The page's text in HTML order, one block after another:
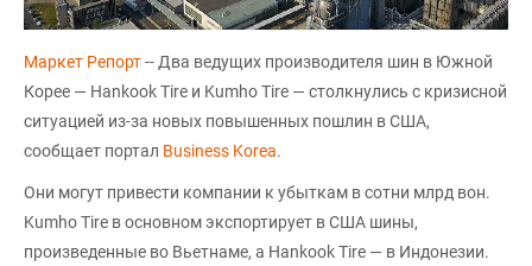
Маркет Репорт-- Два ведущих производителя шин в Южной
Корее — Hankook Tire и Kumho Tire — столкнулись с кризисной
ситуацией из-за новых повышенных пошлин в США,
сообщает портал Business Korea.
Они могут привести компании к убыткам в сотни млрд вон.
Kumho Tire в основном экспортирует в США шины,
произведенные во Вьетнаме, а Hankook Tire — в Индонезии.